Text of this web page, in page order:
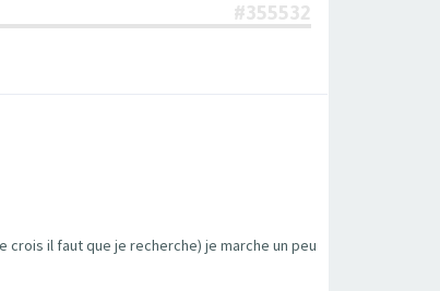
#355532
crois il faut que je recherche) je marche un peu